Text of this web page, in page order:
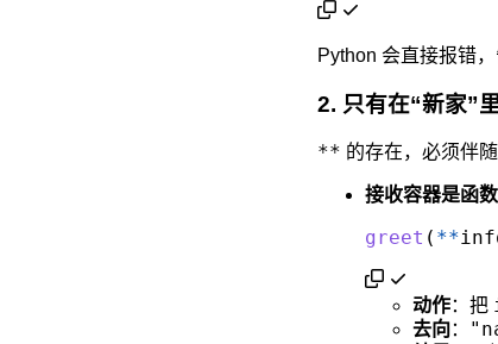
Python 会直接报错
2. 只有在“新家”
** 的存在，必须伴随
接收容器是函数
greet ( **
动作：把
去向 ：